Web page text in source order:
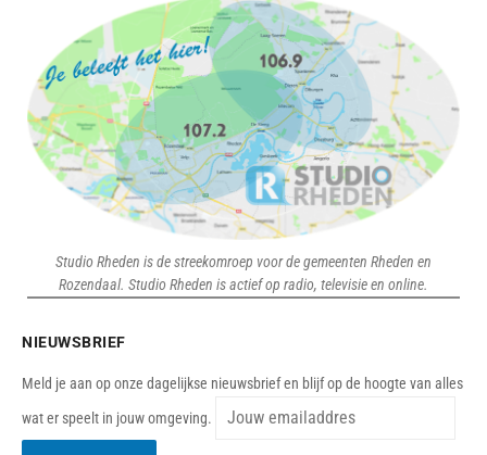
Studio Rheden is de streekomroep voor de gemeenten Rheden en
Rozendaal. Studio Rheden is actief op radio, televisie en online.
NIEUWSBRIEF
Meld je aan op onze dagelijkse nieuwsbrief en blijf op de hoogte van alles
wat er speelt in jouw omgeving.